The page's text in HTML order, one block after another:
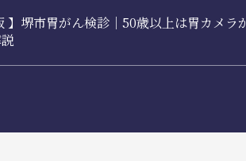
】堺市胃がん検診｜50歳以上は胃カメラ